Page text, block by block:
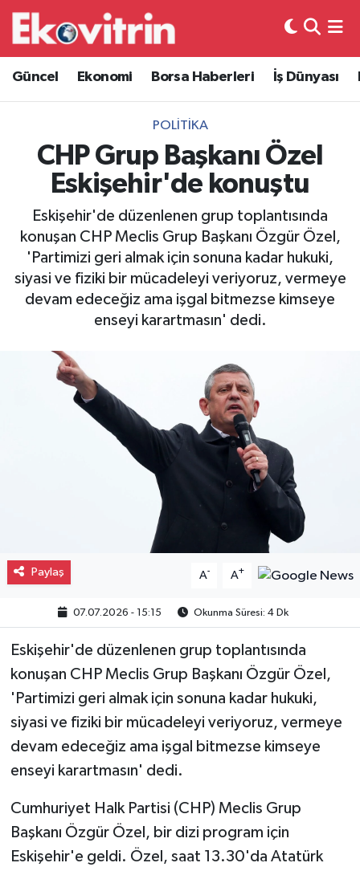
Güncel Ekonomi Borsa Haberleri İş Dünyası
POLITIKA
CHP Grup Başkanı Özel
Eskişehir'de konuştu
Eskişehir'de düzenlenen grup toplantısında
konuşan CHP Meclis Grup Başkanı Özgür Özel,
'Partimizi geri almak için sonuna kadar hukuki,
siyasi ve fiziki bir mücadeleyi veriyoruz, vermeye
devam edeceğiz ama işgal bitmezse kimseye
enseyi karartmasın' dedi.
Paylaş A- A+
07.07.2026 - 15:15 Okunma Süresi: 4 Dk
Eskişehir'de düzenlenen grup toplantısında
konuşan CHP Meclis Grup Başkanı Özgür Özel,
'Partimizi geri almak için sonuna kadar hukuki,
siyasi ve fiziki bir mücadeleyi veriyoruz, vermeye
devam edeceğiz ama işgal bitmezse kimseye
enseyi karartmasın' dedi.
Cumhuriyet Halk Partisi (CHP) Meclis Grup
Başkanı Özgür Özel, bir dizi program için
Eskişehir'e geldi. Özel, saat 13.30'da Atatürk
Güncel
Ekonomi
Borsa Haberleri
İş Dünyası
Lojistik
Otovitrin
Asayiş
Gayrimenkul
Hava Durumu
Trafik Durumu
Süper Lig Puan Durumu ve Fikstür
Tüm Manşetler
Son Dakika Haberleri
Haber Arşivi